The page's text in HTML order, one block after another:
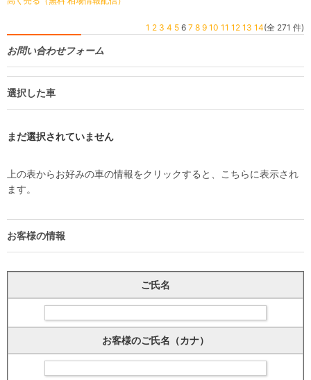
1 2 3 4 5 6 7 8 9 10 11 12 13 14(全 271 件)
お問い合わせフォーム
選択した車
まだ選択されていません
上の表からお好みの車の情報をクリックすると、こちらに表示され
ます。
お客様の情報
ご氏名
お客様のご氏名（カナ）